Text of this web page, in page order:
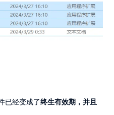
已经变成了终生有效期，并且